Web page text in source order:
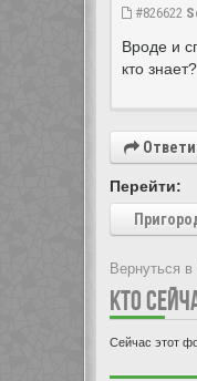
#826622
Вроде и
кто знает?
Перейти:
Вернуться
КТО
Сейчас этот